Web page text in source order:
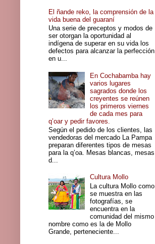
El ñande reko, la comprensión de la
vida buena del guaraní
Una serie de preceptos y modos de
ser otorgan la oportunidad al
indígena de superar en su vida los
defectos para alcanzar la perfección
en u...
En Cochabamba hay
varios lugares
sagrados donde los
creyentes se reúnen
los primeros viernes
de cada mes para
q’oar y pedir favores.
Según el pedido de los clientes, las
vendedoras del mercado La Pampa
preparan diferentes tipos de mesas
para la q’oa. Mesas blancas, mesas
d...
Cultura Mollo
La cultura Mollo como
se muestra en las
fotografías, se
encuentra en la
comunidad del mismo
nombre como es la de Mollo
Grande, perteneciente...